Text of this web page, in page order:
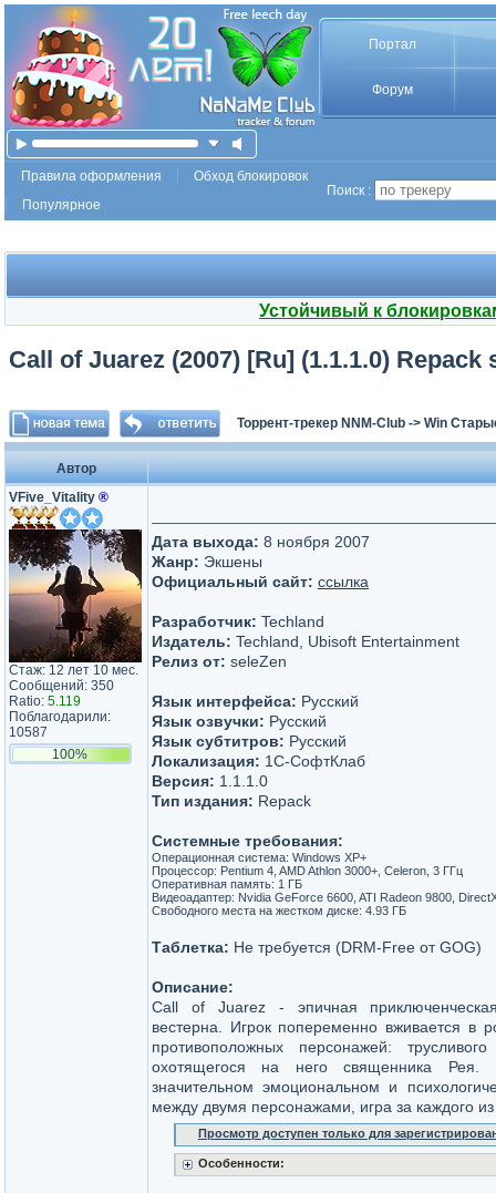
Портал
Форум
Правила оформления
Обход блокировок
Популярное
Поиск :
Устойчивый к
Call of Juarez (2007) [Ru] (1.1.1.0) Repack
Торрент-трекер NNM-Club -> Win
Автор
VFive_Vitality ®
Стаж: 12 лет 10 мес.
Сообщений: 350
Ratio: 5.119
Поблагодарили:
10587
100%
Дата выхода: 8 ноября 2007
Жанр: Экшены
Официальный сайт: ссылка
Разработчик: Techland
Издатель: Techland, Ubisoft Entertainment
Релиз от: seleZen
Язык интерфейса: Русский
Язык озвучки: Русский
Язык субтитров: Русский
Локализация: 1С-СофтКлаб
Версия: 1.1.1.0
Тип издания: Repack
Системные требования:
Операционная система: Windows XP+
Процессор: Pentium 4, AMD Athlon 3000+, Celeron, 3 ГГц
Оперативная память: 1 ГБ
Видеоадаптер: Nvidia GeForce 6600, ATI Radeon 9800,
Свободного места на жестком диске: 4.93 ГБ
Таблетка: Не требуется (DRM-Free от GOG)
Описание:
Call of Juarez - эпичная
вестерна. Игрок попеременно вживается в
противоположных персонажей:
охотящегося на него священника
значительном эмоциональном и
между двумя персонажами, игра за каждого
Просмотр доступен только для
Особенности: